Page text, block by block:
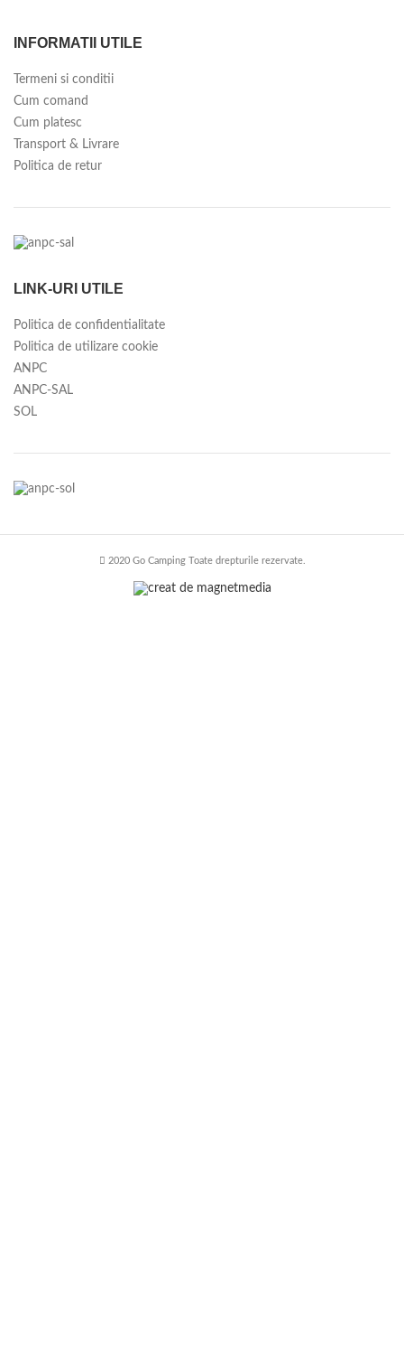
INFORMATII UTILE
Termeni si conditii
Cum comand
Cum platesc
Transport & Livrare
Politica de retur
LINK-URI UTILE
Politica de confidentialitate
Politica de utilizare cookie
ANPC
ANPC-SAL
SOL
2020 Go Camping Toate drepturile rezervate.